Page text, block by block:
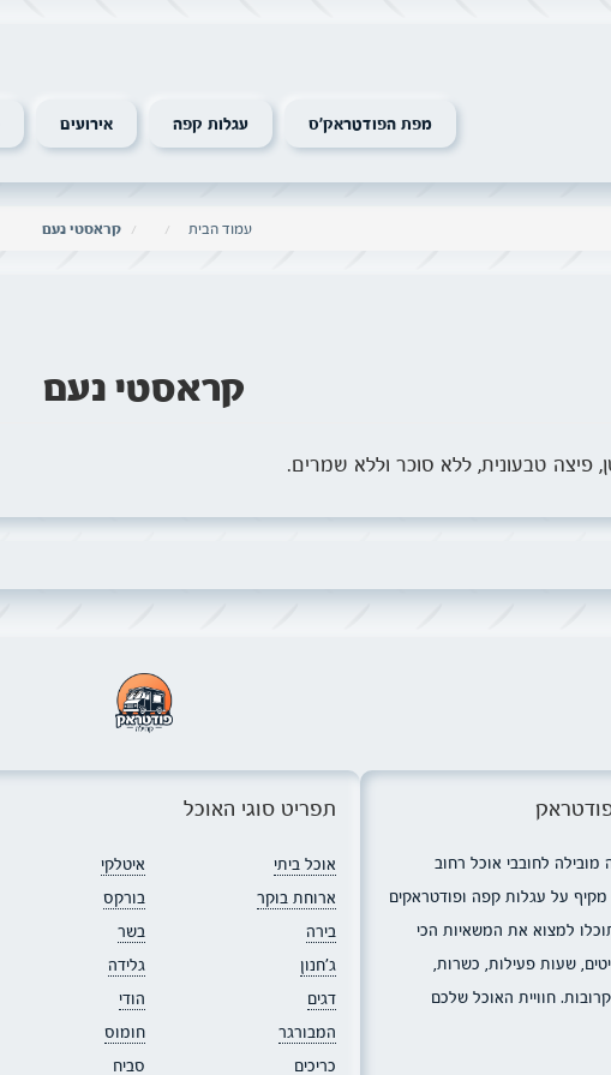
מפת הפודטראק׳ס עגלות קפה אירועים
עמוד הבית קראסטי נעם
קראסטי נעם
פיצה טבעונית, ללא סוכר וללא שמרים.
לחובבי אוכל רחוב
על עגלות קפה ופודטראקים
למצוא את המשאיות הכי
שעות פעילות, כשרות,
חוויית האוכל שלכם
תפריט סוגי האוכל
אוכל ביתי
איטלקי
ארוחת בוקר
בורקס
בירה
בשר
ג׳חנון
גלידה
דגים
הודי
המבורגר
חומוס
כריכים
סביח